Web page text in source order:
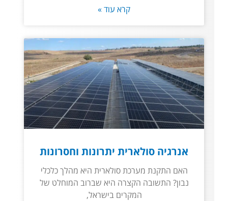
קרא עוד »
אנרגיה סולארית יתרונות וחסרונות
האם התקנת מערכת סולארית היא מהלך כלכלי
נבון? התשובה הקצרה היא שברוב המוחלט של
המקרים בישראל,